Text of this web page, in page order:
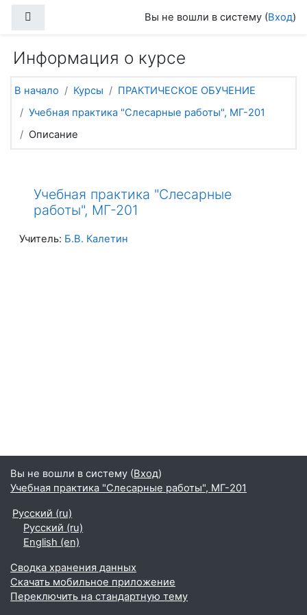
Вы не вошли в систему (Вход)
Информация о курсе
В начало Курсы
ПРАКТИЧЕСКОЕ ОБУЧЕНИЕ
Учебная практика "Слесарные работы", МГ-201
Описание
Учебная практика "Слесарные
работы", МГ-201
Учитель: Б.В. Калетин
Вы не вошли в систему (Вход)
Учебная практика "Слесарные работы", МГ-201
Русский ‎(ru)‎
Русский ‎(ru)‎
English ‎(en)‎
Сводка хранения данных
Скачать мобильное приложение
Переключить на стандартную тему